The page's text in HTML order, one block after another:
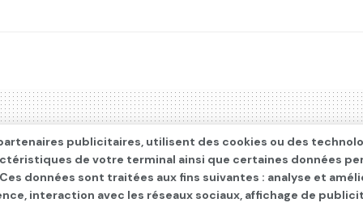
publicitaires, utilisent des cookies ou des
de votre terminal ainsi que certaines données
données sont traitées aux fins suivantes : analyse et
interaction avec les réseaux sociaux, affichage de